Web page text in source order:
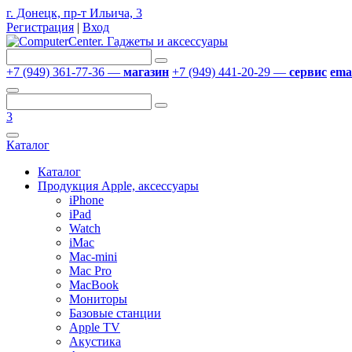
г. Донецк, пр-т Ильича, 3
Регистрация | Вход
+7 (949) 361-77-36 — магазин +7 (949) 441-20-29 — сервис
3
Каталог
Каталог
Продукция Apple, аксессуары
iPhone
iPad
Watch
iMac
Mac-mini
Mac Pro
MacBook
Мониторы
Базовые станции
Apple TV
Акустика